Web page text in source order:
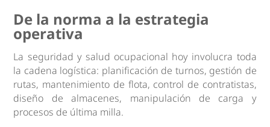
De la norma a la estrategia
operativa
La seguridad y salud ocupacional hoy involucra toda
la cadena logística: planificación de turnos, gestión de
rutas, mantenimiento de flota, control de contratistas,
diseño de almacenes, manipulación de carga y
procesos de última milla.